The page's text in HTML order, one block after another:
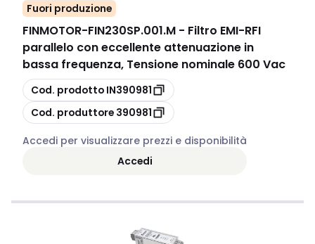
Fuori produzione
FINMOTOR-FIN230SP.001.M - Filtro EMI-RFI
parallelo con eccellente attenuazione in
bassa frequenza, Tensione nominale 600 Vac
copia
Cod. prodotto IN390981
copia
Cod. produttore 390981
Accedi per visualizzare prezzi e disponibilità
Accedi